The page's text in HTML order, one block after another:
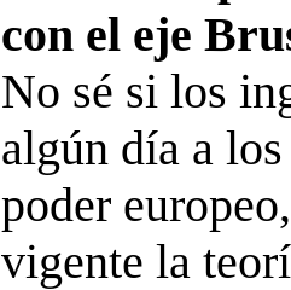
con el eje
No sé si los
algún día a
poder
vigente la